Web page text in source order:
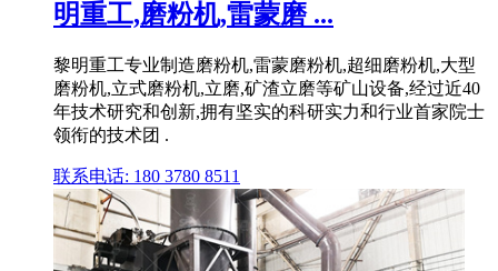
明重工,磨粉机,雷蒙磨 ...
黎明重工专业制造磨粉机,雷蒙磨粉机,超细磨粉机,大型
磨粉机,立式磨粉机,立磨,矿渣立磨等矿山设备,经过近40
年技术研究和创新,拥有坚实的科研实力和行业首家院士
领衔的技术团 .
联系电话: 180 3780 8511